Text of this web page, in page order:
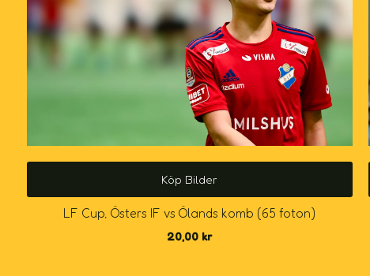
Köp Bilder
LF Cup, Östers IF vs Ölands komb (65 foton)
20,00 kr